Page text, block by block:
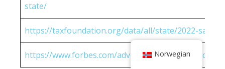
state/
https://taxfoundation.org/data/all/state/2022-sales-
https://www.forbes.com/advisor/income-tax-
Norwegian